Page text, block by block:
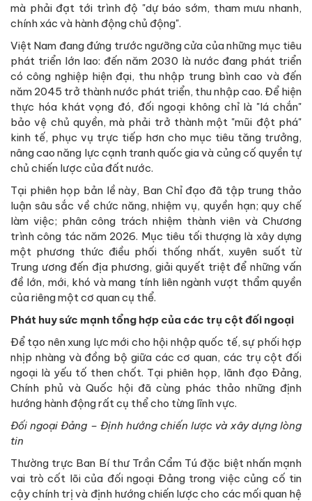
mà phải đạt tới trình độ "dự báo sớm, tham mưu nhanh,
chính xác và hành động chủ động".
Việt Nam đang đứng trước ngưỡng cửa của những mục tiêu
phát triển lớn lao: đến năm 2030 là nước đang phát triển
có công nghiệp hiện đại, thu nhập trung bình cao và đến
năm 2045 trở thành nước phát triển, thu nhập cao. Để hiện
thực hóa khát vọng đó, đối ngoại không chỉ là "lá chắn"
bảo vệ chủ quyền, mà phải trở thành một "mũi đột phá"
kinh tế, phục vụ trực tiếp hơn cho mục tiêu tăng trưởng,
nâng cao năng lực cạnh tranh quốc gia và củng cố quyền tự
chủ chiến lược của đất nước.
Tại phiên họp bản lề này, Ban Chỉ đạo đã tập trung thảo
luận sâu sắc về chức năng, nhiệm vụ, quyền hạn; quy chế
làm việc; phân công trách nhiệm thành viên và Chương
trình công tác năm 2026. Mục tiêu tối thượng là xây dựng
một phương thức điều phối thống nhất, xuyên suốt từ
Trung ương đến địa phương, giải quyết triệt để những vấn
đề lớn, mới, khó và mang tính liên ngành vượt thẩm quyền
của riêng một cơ quan cụ thể.
Phát huy sức mạnh tổng hợp của các trụ cột đối ngoại
Để tạo nên xung lực mới cho hội nhập quốc tế, sự phối hợp
nhịp nhàng và đồng bộ giữa các cơ quan, các trụ cột đối
ngoại là yếu tố then chốt. Tại phiên họp, lãnh đạo Đảng,
Chính phủ và Quốc hội đã cùng phác thảo những định
hướng hành động rất cụ thể cho từng lĩnh vực.
Đối ngoại Đảng – Định hướng chiến lược và xây dựng lòng
tin
Thường trực Ban Bí thư Trần Cẩm Tú đặc biệt nhấn mạnh
vai trò cốt lõi của đối ngoại Đảng trong việc củng cố tin
cậy chính trị và định hướng chiến lược cho các mối quan hệ